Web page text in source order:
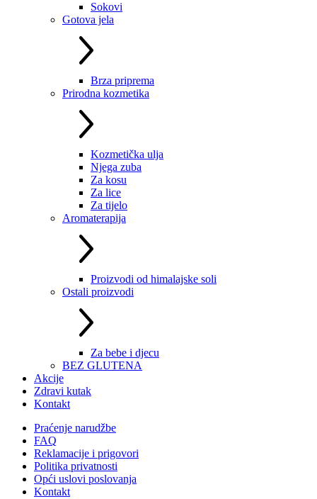
Sokovi
Gotova jela
Brza priprema
Prirodna kozmetika
Kozmetička ulja
Njega zuba
Za kosu
Za lice
Za tijelo
Aromaterapija
Proizvodi od himalajske soli
Ostali proizvodi
Za bebe i djecu
BEZ GLUTENA
Akcije
Zdravi kutak
Kontakt
Praćenje narudžbe
FAQ
Reklamacije i prigovori
Politika privatnosti
Opći uslovi poslovanja
Kontakt